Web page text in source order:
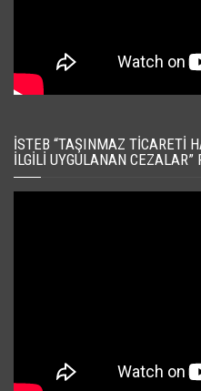
İSTEB “TAŞINMAZ TICARETI
İLGILI UYGULANAN